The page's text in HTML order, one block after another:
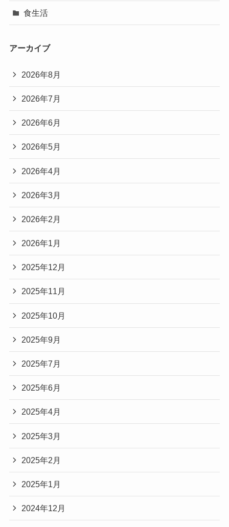
食生活
アーカイブ
2026年8月
2026年7月
2026年6月
2026年5月
2026年4月
2026年3月
2026年2月
2026年1月
2025年12月
2025年11月
2025年10月
2025年9月
2025年7月
2025年6月
2025年4月
2025年3月
2025年2月
2025年1月
2024年12月